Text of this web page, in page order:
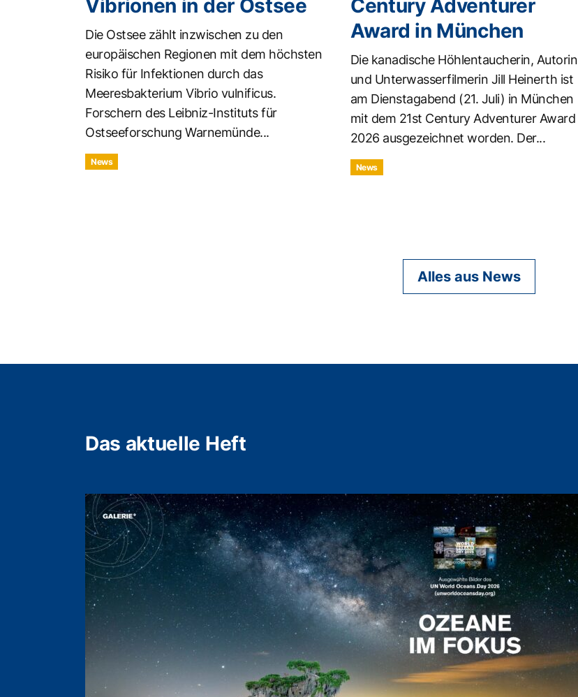
Vibrionen in der Ostsee
Die Ostsee zählt inzwischen zu den
europäischen Regionen mit dem höchsten
Risiko für Infektionen durch das
Meeresbakterium Vibrio vulnificus.
Forschern des Leibniz-Instituts für
Ostseeforschung Warnemünde...
News
Century Adventurer
Award in München
Die kanadische Höhlentaucherin, Autorin
und Unterwasserfilmerin Jill Heinerth ist
am Dienstagabend (21. Juli) in München
mit dem 21st Century Adventurer Award
2026 ausgezeichnet worden. Der...
News
Alles aus News
Das aktuelle Heft